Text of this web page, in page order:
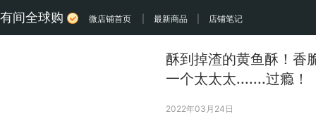
有间全球购 微店铺首页 最新商品 店铺笔记
酥到掉渣的黄鱼酥！香
一个太太太.......过瘾！
2022年03月24日